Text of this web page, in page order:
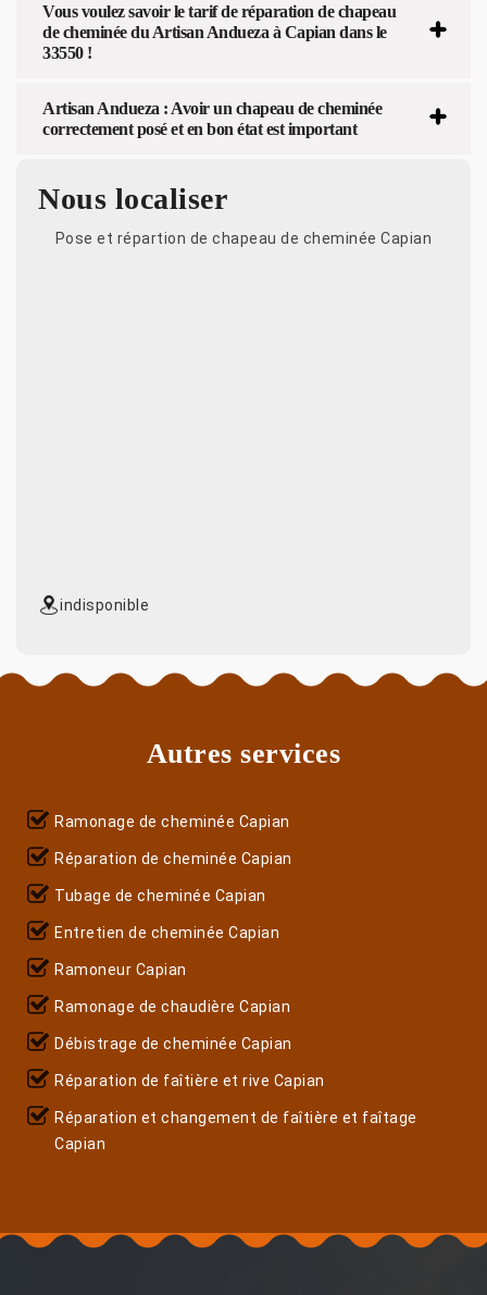
Vous voulez savoir le tarif de réparation de chapeau
de cheminée du Artisan Andueza à Capian dans le
33550 !
Artisan Andueza : Avoir un chapeau de cheminée
correctement posé et en bon état est important
Nous localiser
Pose et répartion de chapeau de cheminée Capian
indisponible
Autres services
Ramonage de cheminée Capian
Réparation de cheminée Capian
Tubage de cheminée Capian
Entretien de cheminée Capian
Ramoneur Capian
Ramonage de chaudière Capian
Débistrage de cheminée Capian
Réparation de faîtière et rive Capian
Réparation et changement de faîtière et faîtage
Capian